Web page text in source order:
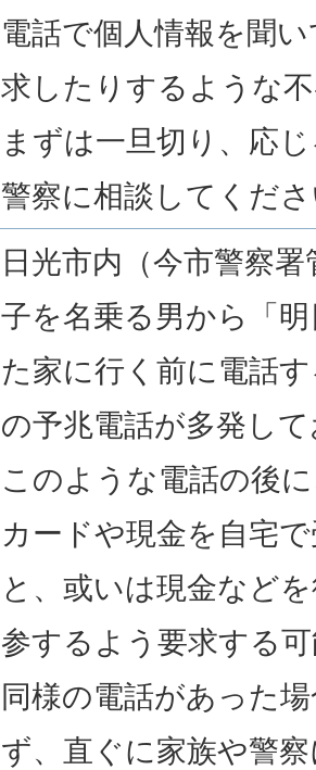
電話で個人情報を聞
求したりするような
まずは一旦切り、応
警察に相談してくだ
日光市内（今市警察
子を名乗る男から「
た家に行く前に電話
の予兆電話が多発し
このような電話の後
カードや現金を自宅
と、或いは現金など
参するよう要求する
同様の電話があった
ず、直ぐに家族や警